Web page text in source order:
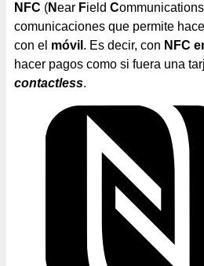
NFC (Near Field C
comunicaciones que permite
con el móvil . Es decir, con NFC
hacer pagos como si fuera una
contactless.